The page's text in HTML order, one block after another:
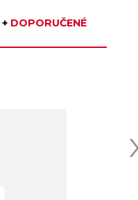
+DOPORUČENÉ